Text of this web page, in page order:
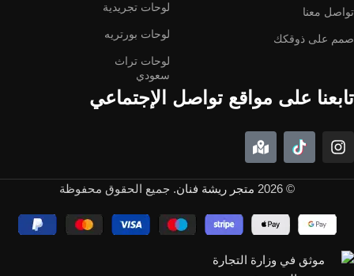
تواصل معنا
صمم على ذوقكك
لوحات تجريدية
لوحات بورتريه
لوحات تراث
سعودي
تابعنا على مواقع تواصل الإجتماعي
© 2026 متجر ريشة فنان. جميع الحقوق محفوظة